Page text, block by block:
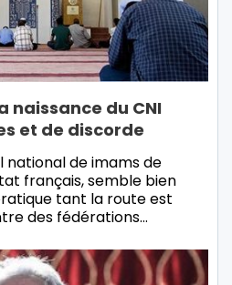
naissance du CNI
et de discorde
national de imams de
français, semble bien
tant la route est
des fédérations…